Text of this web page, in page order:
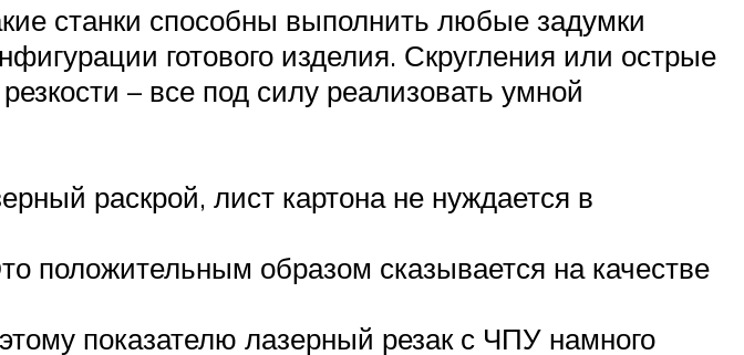
станки способны выполнить любые задумки
готового изделия. Скругления или острые
– все под силу реализовать умной
раскрой, лист картона не нуждается в
положительным образом сказывается на качестве
показателю лазерный резак с ЧПУ намного